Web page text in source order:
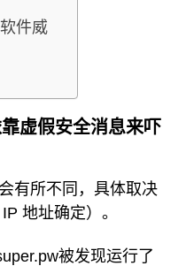
件威
虚假安全消息来吓
有所不同，具体取决
地址确定）。
被发现运行了